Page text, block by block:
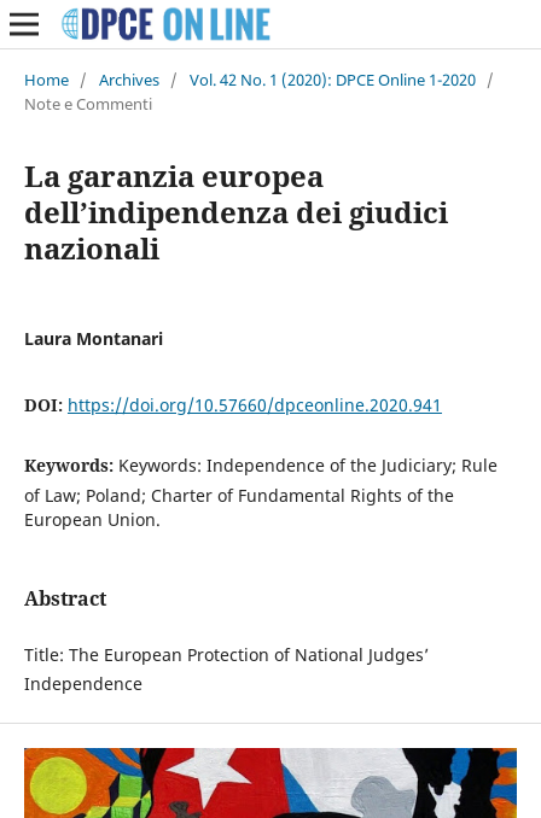
Home / Archives / Vol. 42 No. 1 (2020): DPCE Online 1-2020 /
Note e Commenti
La garanzia europea
dell’indipendenza dei giudici
nazionali
Laura Montanari
DOI: https://doi.org/10.57660/dpceonline.2020.941
Keywords: Keywords: Independence of the Judiciary; Rule
of Law; Poland; Charter of Fundamental Rights of the
European Union.
Abstract
Title: The European Protection of National Judges’
Independence